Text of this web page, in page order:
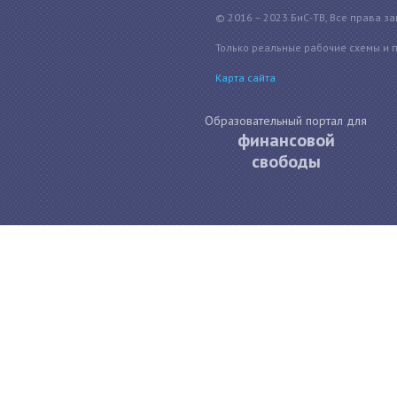
© 2016 – 2023 БиС-ТВ, Все права
Только реальные рабочие схемы и
Карта сайта
Образовательный портал для
финансовой
свободы